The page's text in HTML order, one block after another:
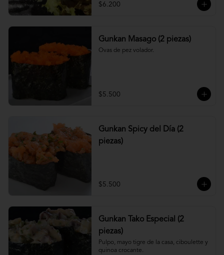
$6.200
Gunkan Masago (2 piezas)
Ovas de pez volador.
$5.500
Gunkan Spicy del Día (2
piezas)
$5.500
Gunkan Tako Especial (2
piezas)
Pulpo, mayo tigre de la casa, ciboulette y
quinoa crocante.